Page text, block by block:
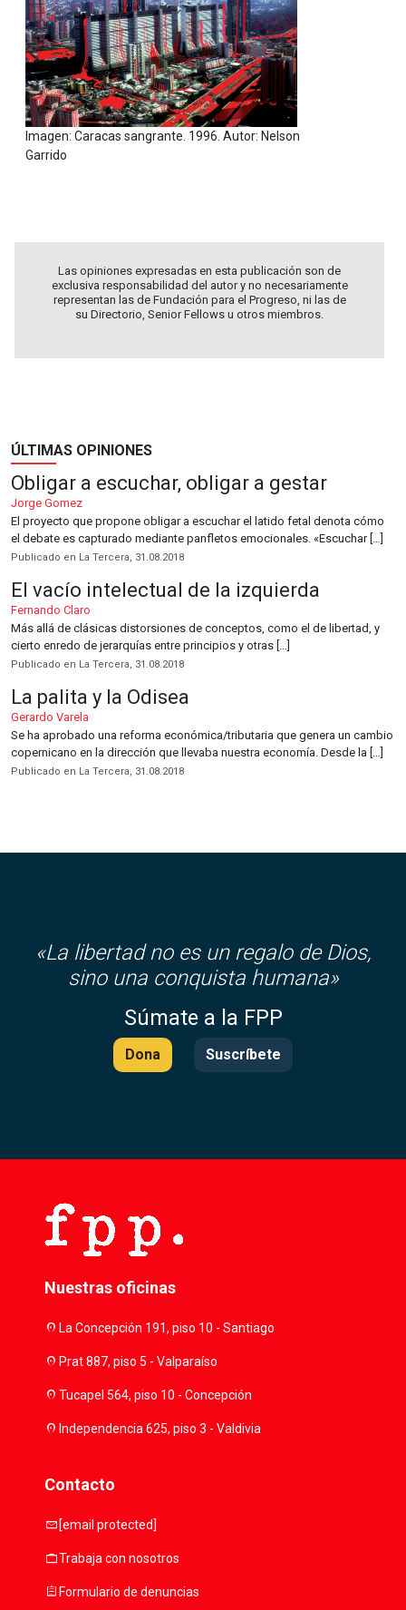
Imagen: Caracas sangrante. 1996. Autor: Nelson
Garrido
Las opiniones expresadas en esta publicación son de
exclusiva responsabilidad del autor y no necesariamente
representan las de Fundación para el Progreso, ni las de
su Directorio, Senior Fellows u otros miembros.
ÚLTIMAS OPINIONES
Obligar a escuchar, obligar a gestar
Jorge Gomez
El proyecto que propone obligar a escuchar el latido fetal denota cómo
el debate es capturado mediante panfletos emocionales. «Escuchar […]
Publicado en La Tercera, 31.08.2018
El vacío intelectual de la izquierda
Fernando Claro
Más allá de clásicas distorsiones de conceptos, como el de libertad, y
cierto enredo de jerarquías entre principios y otras […]
Publicado en La Tercera, 31.08.2018
La palita y la Odisea
Gerardo Varela
Se ha aprobado una reforma económica/tributaria que genera un cambio
copernicano en la dirección que llevaba nuestra economía. Desde la […]
Publicado en La Tercera, 31.08.2018
«La libertad no es un regalo de Dios,
sino una conquista humana»
Súmate a la FPP
Dona Suscríbete
Nuestras oficinas
location_onLa Concepción 191, piso 10 - Santiago
location_onPrat 887, piso 5 - Valparaíso
location_onTucapel 564, piso 10 - Concepción
location_onIndependencia 625, piso 3 - Valdivia
Contacto
mail [email protected]
workTrabaja con nosotros
assignmentFormulario de denuncias